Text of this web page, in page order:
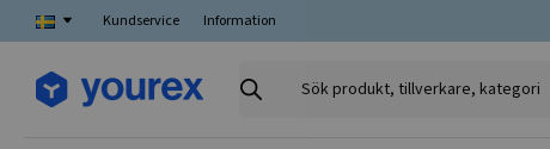
Kundservice Information
Sök